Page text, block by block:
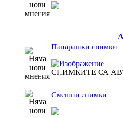
Папарашки снимки
СНИМКИТЕ СА
Смешни снимки